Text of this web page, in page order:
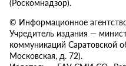
© Информационное
Учредитель издания —
коммуникаций Саратовской
Московская, д. 72).